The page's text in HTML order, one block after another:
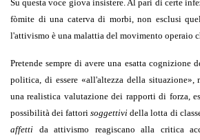
Su questa voce giova insistere. Al pari di certe
fòmite di una caterva di morbi, non esclusi
l'attivismo è una malattia del movimento operaio
Pretende sempre di avere una esatta cognizione
politica, di essere «all'altezza della situazione»,
una realistica valutazione dei rapporti di forza,
possibilità dei fattorisoggettivi della lotta di
affetti da attivismo reagiscano alla critica